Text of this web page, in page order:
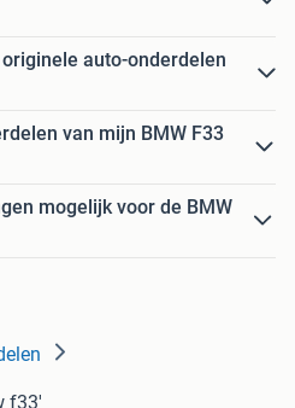
auto-onderdelen
van mijn BMW F33
mogelijk voor de BMW
f33'